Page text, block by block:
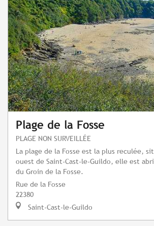
Plage de la Fosse
PLAGE NON SURVEILLÉE
La plage de la Fosse est la plus reculée,
ouest de Saint-Cast-le-Guildo, elle est
du Groin de la Fosse.
Rue de la Fosse
22380
Saint-Cast-le-Guildo